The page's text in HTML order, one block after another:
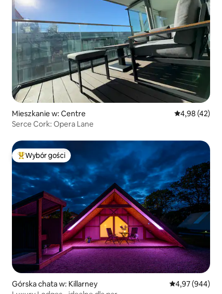
Mieszkanie w: Centre Średnia
4,98 (42)
Serce Cork: Opera Lane
Najpopularniejsze z kategorii Wybór gości
Wybór gości
Górska chata w: Killarney Średnia
4,97 (944)